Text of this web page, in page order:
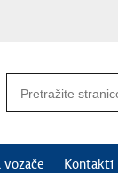
vozače Kontakti